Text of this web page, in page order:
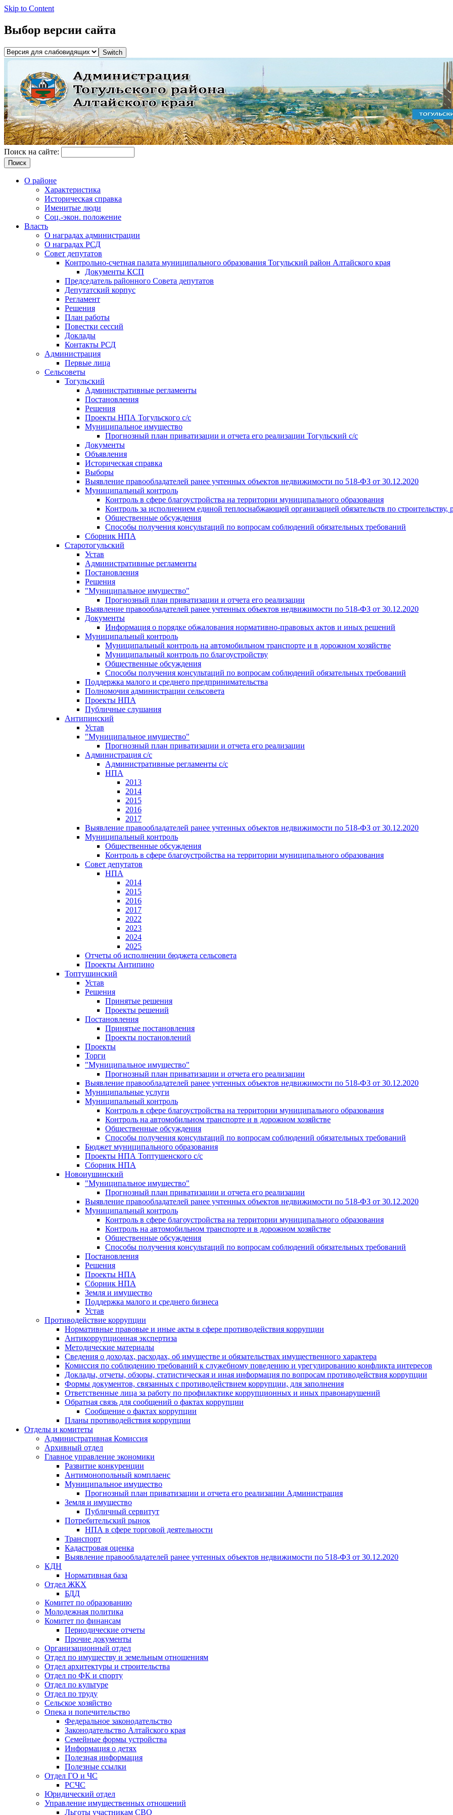
Skip to Content
Выбор версии сайта
Поиск на сайте:
О районе
Характеристика
Историческая справка
Именитые люди
Соц.-экон. положение
Власть
О наградах администрации
О наградах РСД
Совет депутатов
Контрольно-счетная палата муниципального образования Тогульский район Алтайского края
Документы КСП
Председатель районного Совета депутатов
Депутатский корпус
Регламент
Решения
План работы
Повестки сессий
Доклады
Контакты РСД
Администрация
Первые лица
Сельсоветы
Тогульский
Административные регламенты
Постановления
Решения
Проекты НПА Тогульского с/с
Муниципальное имущество
Прогнозный план приватизации и отчета его реализации Тогульский с/с
Документы
Объявления
Историческая справка
Выборы
Выявление правообладателей ранее учтенных объектов недвижимости по 518-ФЗ от 30.12.2020
Муниципальный контроль
Контроль в сфере благоустройства на территории муниципального образования
Контроль за исполнением единой теплоснабжающей организацией обязательств по
Общественные обсуждения
Способы получения консультаций по вопросам соблюдений обязательных требований
Сборник НПА
Старотогульский
Устав
Административные регламенты
Постановления
Решения
"Муниципальное имущество"
Прогнозный план приватизации и отчета его реализации
Выявление правообладателей ранее учтенных объектов недвижимости по 518-ФЗ от 30.12.2020
Документы
Информация о порядке обжалования нормативно-правовых актов и иных решений
Муниципальный контроль
Муниципальный контроль на автомобильном транспорте и в дорожном хозяйстве
Муниципальный контроль по благоустройству
Общественные обсуждения
Способы получения консультаций по вопросам соблюдений обязательных требований
Поддержка малого и среднего предпринимательства
Полномочия администрации сельсовета
Проекты НПА
Публичные слушания
Антипинский
Устав
"Муниципальное имущество"
Прогнозный план приватизации и отчета его реализации
Администрация с/с
Административные регламенты с/с
НПА
2013
2014
2015
2016
2017
Выявление правообладателей ранее учтенных объектов недвижимости по 518-ФЗ от 30.12.2020
Муниципальный контроль
Общественные обсуждения
Контроль в сфере благоустройства на территории муниципального образования
Совет депутатов
НПА
2014
2015
2016
2017
2022
2023
2024
2025
Отчеты об исполнении бюджета сельсовета
Проекты Антипино
Топтушинский
Устав
Решения
Принятые решения
Проекты решений
Постановления
Принятые постановления
Проекты постановлений
Проекты
Торги
"Муниципальное имущество"
Прогнозный план приватизации и отчета его реализации
Выявление правообладателей ранее учтенных объектов недвижимости по 518-ФЗ от 30.12.2020
Муниципальные услуги
Муниципальный контроль
Контроль в сфере благоустройства на территории муниципального образования
Контроль на автомобильном транспорте и в дорожном хозяйстве
Общественные обсуждения
Способы получения консультаций по вопросам соблюдений обязательных требований
Бюджет муниципального образования
Проекты НПА Топтушенского с/с
Сборник НПА
Новоиушинский
"Муниципальное имущество"
Прогнозный план приватизации и отчета его реализации
Выявление правообладателей ранее учтенных объектов недвижимости по 518-ФЗ от 30.12.2020
Муниципальный контроль
Контроль в сфере благоустройства на территории муниципального образования
Контроль на автомобильном транспорте и в дорожном хозяйстве
Общественные обсуждения
Способы получения консультаций по вопросам соблюдений обязательных требований
Постановления
Решения
Проекты НПА
Сборник НПА
Земля и имущество
Поддержка малого и среднего бизнеса
Устав
Противодействие коррупции
Нормативные правовые и иные акты в сфере противодействия коррупции
Антикоррупционная экспертиза
Методические материалы
Сведения о доходах, расходах, об имуществе и обязательствах имущественного характера
Комиссия по соблюдению требований к служебному поведению и урегулированию конфликта интересов
Доклады, отчеты, обзоры, статистическая и иная информация по вопросам противодействия коррупции
Формы документов, связанных с противодействием коррупции, для заполнения
Ответственные лица за работу по профилактике коррупционных и иных правонарушений
Обратная связь для сообщений о фактах коррупции
Сообщение о фактах коррупции
Планы противодействия коррупции
Отделы и комитеты
Административная Комиссия
Архивный отдел
Главное управление экономики
Развитие конкуренции
Антимонопольный комплаенс
Муниципальное имущество
Прогнозный план приватизации и отчета его реализации Администрация
Земля и имущество
Публичный сервитут
Потребительский рынок
НПА в сфере торговой деятельности
Транспорт
Кадастровая оценка
Выявление правообладателей ранее учтенных объектов недвижимости по 518-ФЗ от 30.12.2020
КДН
Нормативная база
Отдел ЖКХ
БДД
Комитет по образованию
Молодежная политика
Комитет по финансам
Периодические отчеты
Прочие документы
Организационный отдел
Отдел по имуществу и земельным отношениям
Отдел архитектуры и строительства
Отдел по ФК и спорту
Отдел по культуре
Отдел по труду
Сельское хозяйство
Опека и попечительство
Федеральное законодательство
Законодательство Алтайского края
Семейные формы устройства
Информация о детях
Полезная информация
Полезные ссылки
Отдел ГО и ЧС
РСЧС
Юридический отдел
Управление имущественных отношений
Льготы участникам СВО